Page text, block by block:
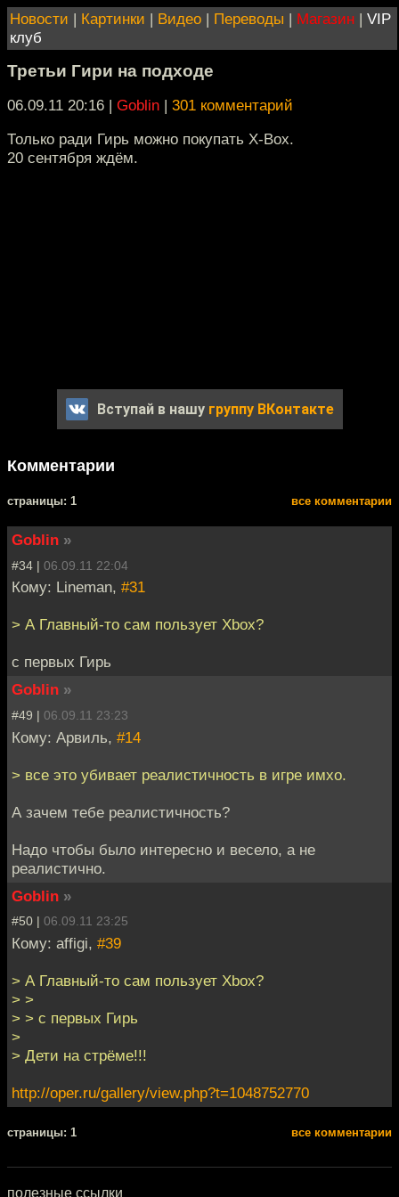
Новости | Картинки | Видео | Переводы | Магазин | VIP
клуб
Третьи Гири на подходе
06.09.11 20:16 | Goblin | 301 комментарий
Только ради Гирь можно покупать Х-Вох.
20 сентября ждём.
Вступай в нашу группу ВКонтакте
Комментарии
cтраницы: 1 все комментарии
Goblin »
#34 | 06.09.11 22:04
Кому: Lineman, #31
> А Главный-то сам пользует Xbox?
с первых Гирь
Goblin »
#49 | 06.09.11 23:23
Кому: Арвиль, #14
> все это убивает реалистичность в игре имхо.
А зачем тебе реалистичность?
Надо чтобы было интересно и весело, а не
реалистично.
Goblin »
#50 | 06.09.11 23:25
Кому: affigi, #39
> А Главный-то сам пользует Xbox?
> >
> > с первых Гирь
>
> Дети на стрёме!!!
http://oper.ru/gallery/view.php?t=1048752770
cтраницы: 1 все комментарии
полезные ссылки